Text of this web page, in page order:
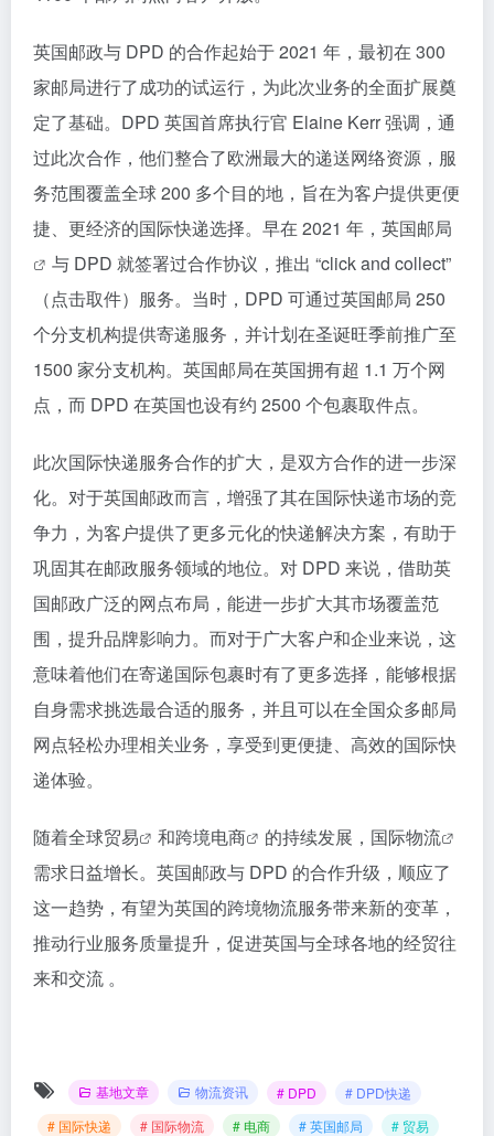
英国邮政与 DPD 的合作起始于 2021 年，最初在 300
家邮局进行了成功的试运行，为此次业务的全面扩展奠
定了基础。DPD 英国首席执行官 Elaine Kerr 强调，通
过此次合作，他们整合了欧洲最大的递送网络资源，服
务范围覆盖全球 200 多个目的地，旨在为客户提供更便
捷、更经济的国际快递选择。早在 2021 年， 英国邮局
与 DPD 就签署过合作协议，推出 “click and collect”
（点击取件）服务。当时，DPD 可通过英国邮局 250
个分支机构提供寄递服务，并计划在圣诞旺季前推广至
1500 家分支机构。英国邮局在英国拥有超 1.1 万个网
点，而 DPD 在英国也设有约 2500 个包裹取件点。
此次国际快递服务合作的扩大，是双方合作的进一步深
化。对于英国邮政而言，增强了其在国际快递市场的竞
争力，为客户提供了更多元化的快递解决方案，有助于
巩固其在邮政服务领域的地位。对 DPD 来说，借助英
国邮政广泛的网点布局，能进一步扩大其市场覆盖范
围，提升品牌影响力。而对于广大客户和企业来说，这
意味着他们在寄递国际包裹时有了更多选择，能够根据
自身需求挑选最合适的服务，并且可以在全国众多邮局
网点轻松办理相关业务，享受到更便捷、高效的国际快
递体验。
随着全球贸易 和跨境电商 的持续发展， 国际物流
需求日益增长。英国邮政与 DPD 的合作升级，顺应了
这一趋势，有望为英国的跨境物流服务带来新的变革，
推动行业服务质量提升，促进英国与全球各地的经贸往
来和交流 。
基地文章 物流资讯 # DPD
# DPD快递
# 国际快递
# 国际物流 # 电商 # 英国邮局
# 贸易